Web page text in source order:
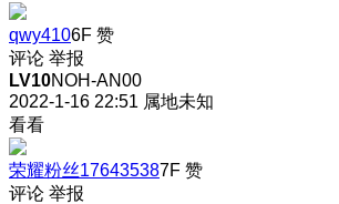
qwy4106F 赞
评论 举报
LV10NOH-AN00
2022-1-16 22:51 属地未知
看看
荣耀粉丝176435387F 赞
评论 举报